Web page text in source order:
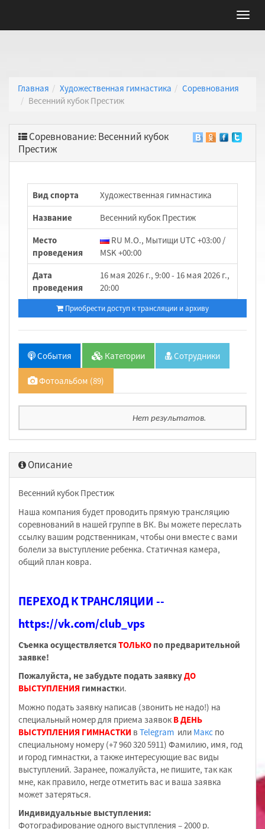
Главная Художественная гимнастика
Соревнования
Весенний кубок Престиж
Соревнование: Весенний кубок
Престиж
Вид спорта
Художественная гимнастика
Название
Весенний кубок Престиж
Место
проведения
RU М.О., Мытищи UTC +03:00 /
MSK +00:00
Дата
проведения
16 мая 2026 г., 9:00 - 16 мая 2026 г.,
20:00
Приобрести доступ к трансляции и архиву
События Категории Сотрудники
Фотоальбом (89)
Нет результатов.
Описание
Весенний кубок Престиж
Наша компания будет проводить прямую трансляцию
соревнований в нашей группе в ВК. Вы можете переслать
ссылку вашим родственникам, чтобы они вместе с вами
болели за выступление ребенка. Статичная камера,
общий план ковра.
ПЕРЕХОД К ТРАНСЛЯЦИИ --
https://vk.com/club_vps
Съемка осуществляетсяТОЛЬКО по предварительной
заявке!
Пожалуйста, не забудьте подать заявкуДО
ВЫСТУПЛЕНИЯ гимнастки.
Можно подать заявку написав (звонить не надо!) на
специальный номер для приема заявок В ДЕНЬ
ВЫСТУПЛЕНИЯ ГИМНАСТКИ в Telegram или Макс по
специальному номеру (+7 960 320 5911) Фамилию, имя, год
и город гимнастки, а также интересующие вас виды
выступлений. Заранее, пожалуйста, не пишите, так как
мне, как правило, негде отметить вас и ваша заявка
может затеряться.
Индивидуальные выступления:
Фотографирование одного выступления – 2000 р.